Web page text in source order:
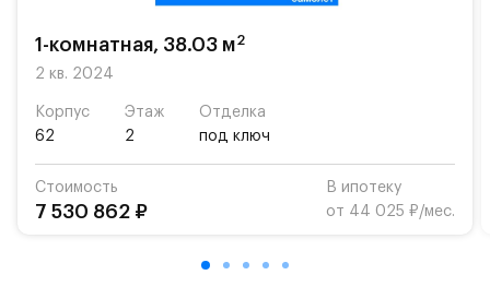
возможность посещения частной гимназии
Для автомобилистов — закрытые озеленённые
Территория квартала приватная, въезд
осуществляется по пропускам.#yan19-2r1333968#
1-комнатная, 38.03 м2
2 кв. 2024
Корпус
62
Этаж
2
Отделка
под ключ
Стоимость
7 530 862 ₽
В ипотеку
от 44 025 ₽/мес.